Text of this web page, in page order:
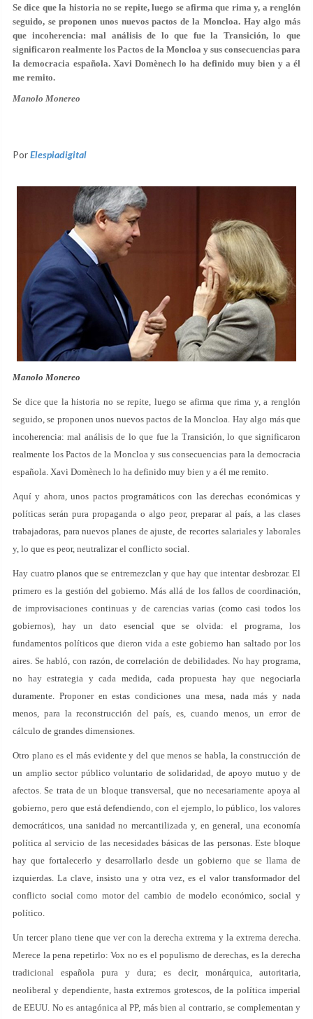
Se dice que la historia no se repite, luego se afirma que rima y, a renglón
seguido, se proponen unos nuevos pactos de la Moncloa. Hay algo más
que incoherencia: mal análisis de lo que fue la Transición, lo que
significaron realmente los Pactos de la Moncloa y sus consecuencias para
la democracia española. Xavi Domènech lo ha definido muy bien y a él
me remito.
Manolo Monereo
PorElespiadigital
Manolo Monereo
Se dice que la historia no se repite, luego se afirma que rima y, a renglón
seguido, se proponen unos nuevos pactos de la Moncloa. Hay algo más que
incoherencia: mal análisis de lo que fue la Transición, lo que significaron
realmente los Pactos de la Moncloa y sus consecuencias para la democracia
española. Xavi Domènech lo ha definido muy bien y a él me remito.
Aquí y ahora, unos pactos programáticos con las derechas económicas y
políticas serán pura propaganda o algo peor, preparar al país, a las clases
trabajadoras, para nuevos planes de ajuste, de recortes salariales y laborales
y, lo que es peor, neutralizar el conflicto social.
Hay cuatro planos que se entremezclan y que hay que intentar desbrozar. El
primero es la gestión del gobierno. Más allá de los fallos de coordinación,
de improvisaciones continuas y de carencias varias (como casi todos los
gobiernos), hay un dato esencial que se olvida: el programa, los
fundamentos políticos que dieron vida a este gobierno han saltado por los
aires. Se habló, con razón, de correlación de debilidades. No hay programa,
no hay estrategia y cada medida, cada propuesta hay que negociarla
duramente. Proponer en estas condiciones una mesa, nada más y nada
menos, para la reconstrucción del país, es, cuando menos, un error de
cálculo de grandes dimensiones.
Otro plano es el más evidente y del que menos se habla, la construcción de
un amplio sector público voluntario de solidaridad, de apoyo mutuo y de
afectos. Se trata de un bloque transversal, que no necesariamente apoya al
gobierno, pero que está defendiendo, con el ejemplo, lo público, los valores
democráticos, una sanidad no mercantilizada y, en general, una economía
política al servicio de las necesidades básicas de las personas. Este bloque
hay que fortalecerlo y desarrollarlo desde un gobierno que se llama de
izquierdas. La clave, insisto una y otra vez, es el valor transformador del
conflicto social como motor del cambio de modelo económico, social y
político.
Un tercer plano tiene que ver con la derecha extrema y la extrema derecha.
Merece la pena repetirlo: Vox no es el populismo de derechas, es la derecha
tradicional española pura y dura; es decir, monárquica, autoritaria,
neoliberal y dependiente, hasta extremos grotescos, de la política imperial
de EEUU. No es antagónica al PP, más bien al contrario, se complementan y